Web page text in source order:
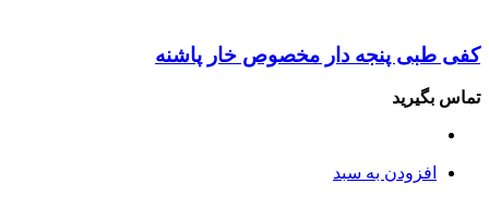
کفی طبی پنجه دار مخصوص خار پاشنه
تماس بگیرید
افزودن به سبد